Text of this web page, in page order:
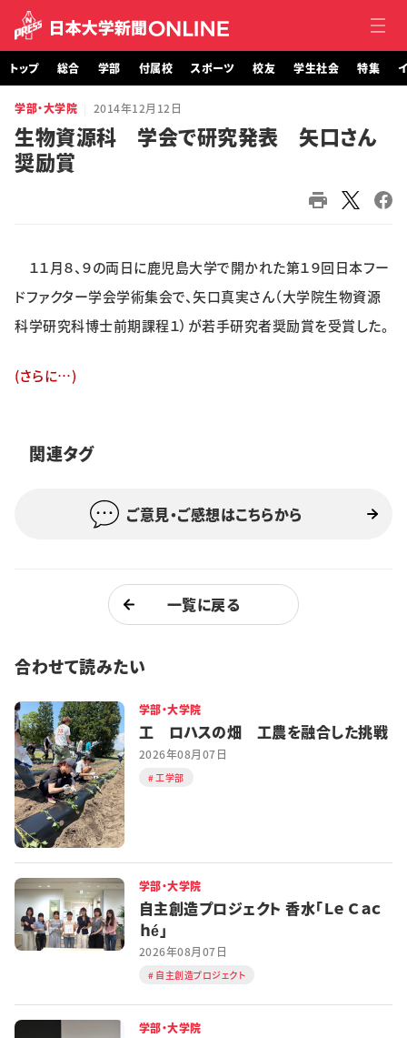
トップ
総合
スポーツ
学生社会
学生記者募集 お問い合わせ
トップ 総合 学部 付属校 スポーツ 校友 学生社会 特集
学部・大学院 2014年12月12日
生物資源科 学会で研究発表 矢口さん
奨励賞
１１月８、９の両日に鹿児島大学で開かれた第１９回日本フー
ドファクター学会学術集会で、矢口真実さん（大学院生物資源
科学研究科博士前期課程１）が若手研究者奨励賞を受賞した。
(さらに…)
関連タグ
ご意見・ご感想はこちらから
一覧に戻る
合わせて読みたい
学部・大学院
工 ロハスの畑 工農を融合した挑戦
2026年08月07日
工学部
学部・大学院
自主創造プロジェクト 香水「Ｌｅ Ｃａｃ
ｈé」
2026年08月07日
自主創造プロジェクト
学部・大学院